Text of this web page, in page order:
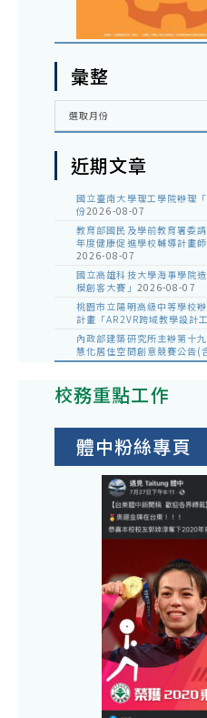
彙整
彙
選取月份
近期文章
國立臺南大學理工學院辦理
份2026-08-07
教育部國民及學前教育署委
年度健康促進學校輔導計畫
2026-08-07
國立高雄科技大學海事學院
模創客大賽」 2026-08-07
桃園市立陽明高級中等學校
計畫「AR2VR跨域教學設計
內政部建築研究所主辦第十
慧化居住空間創意競賽公告(
校務重點工作
體中粉絲專頁